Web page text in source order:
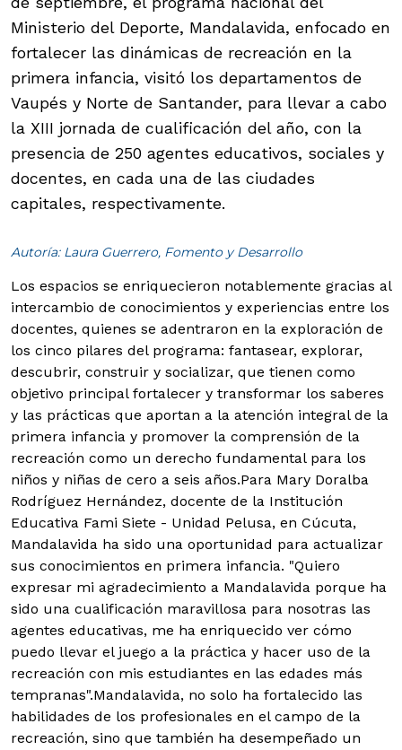
Ministerio del Deporte, Mandalavida, enfocado en
fortalecer las dinámicas de recreación en la
primera infancia, visitó los departamentos de
Vaupés y Norte de Santander, para llevar a cabo
la XIII jornada de cualificación del año, con la
presencia de 250 agentes educativos, sociales y
docentes, en cada una de las ciudades
capitales, respectivamente.
Autoría: Laura Guerrero, Fomento y Desarrollo
Los espacios se enriquecieron notablemente gracias al
intercambio de conocimientos y experiencias entre los
docentes, quienes se adentraron en la exploración de
los cinco pilares del programa: fantasear, explorar,
descubrir, construir y socializar, que tienen como
objetivo principal fortalecer y transformar los saberes
y las prácticas que aportan a la atención integral de la
primera infancia y promover la comprensión de la
recreación como un derecho fundamental para los
niños y niñas de cero a seis años.Para Mary Doralba
Rodríguez Hernández, docente de la Institución
Educativa Fami Siete - Unidad Pelusa, en Cúcuta,
Mandalavida ha sido una oportunidad para actualizar
sus conocimientos en primera infancia. "Quiero
expresar mi agradecimiento a Mandalavida porque ha
sido una cualificación maravillosa para nosotras las
agentes educativas, me ha enriquecido ver cómo
puedo llevar el juego a la práctica y hacer uso de la
recreación con mis estudiantes en las edades más
tempranas".Mandalavida, no solo ha fortalecido las
habilidades de los profesionales en el campo de la
recreación, sino que también ha desempeñado un